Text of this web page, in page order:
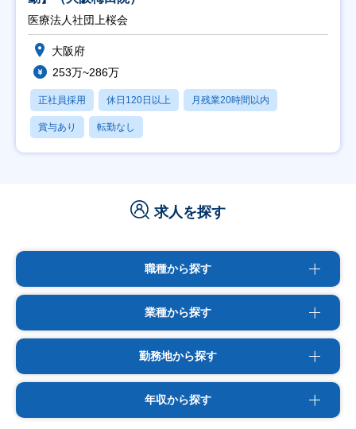
医療法人社団上桜会
大阪府
253万~286万
正社員採用 休日120日以上 月残業20時間以内
賞与あり 転勤なし
求人を探す
職種から探す
業種から探す
勤務地から探す
年収から探す